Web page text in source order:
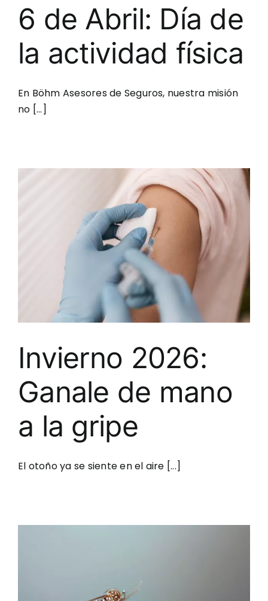
6 de Abril: Día de
la actividad física
En Böhm Asesores de Seguros, nuestra misión
no [...]
Invierno 2026:
Ganale de mano
a la gripe
El otoño ya se siente en el aire [...]